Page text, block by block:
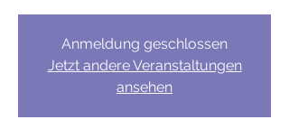
Anmeldung geschlossen
Jetzt andere Veranstaltungen
ansehen